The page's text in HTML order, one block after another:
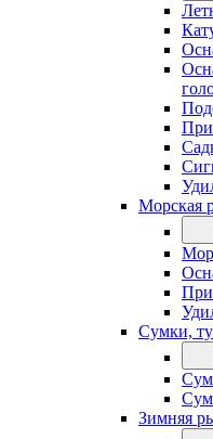
Морская
Сумки,
Зимняя